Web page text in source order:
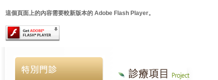
這個頁面上的內容需要較新版本的 Adobe Flash Player。